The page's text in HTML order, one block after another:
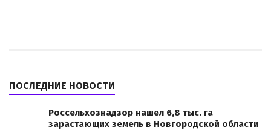
ПОСЛЕДНИЕ НОВОСТИ
Россельхознадзор нашел 6,8 тыс. га
зарастающих земель в Новгородской области